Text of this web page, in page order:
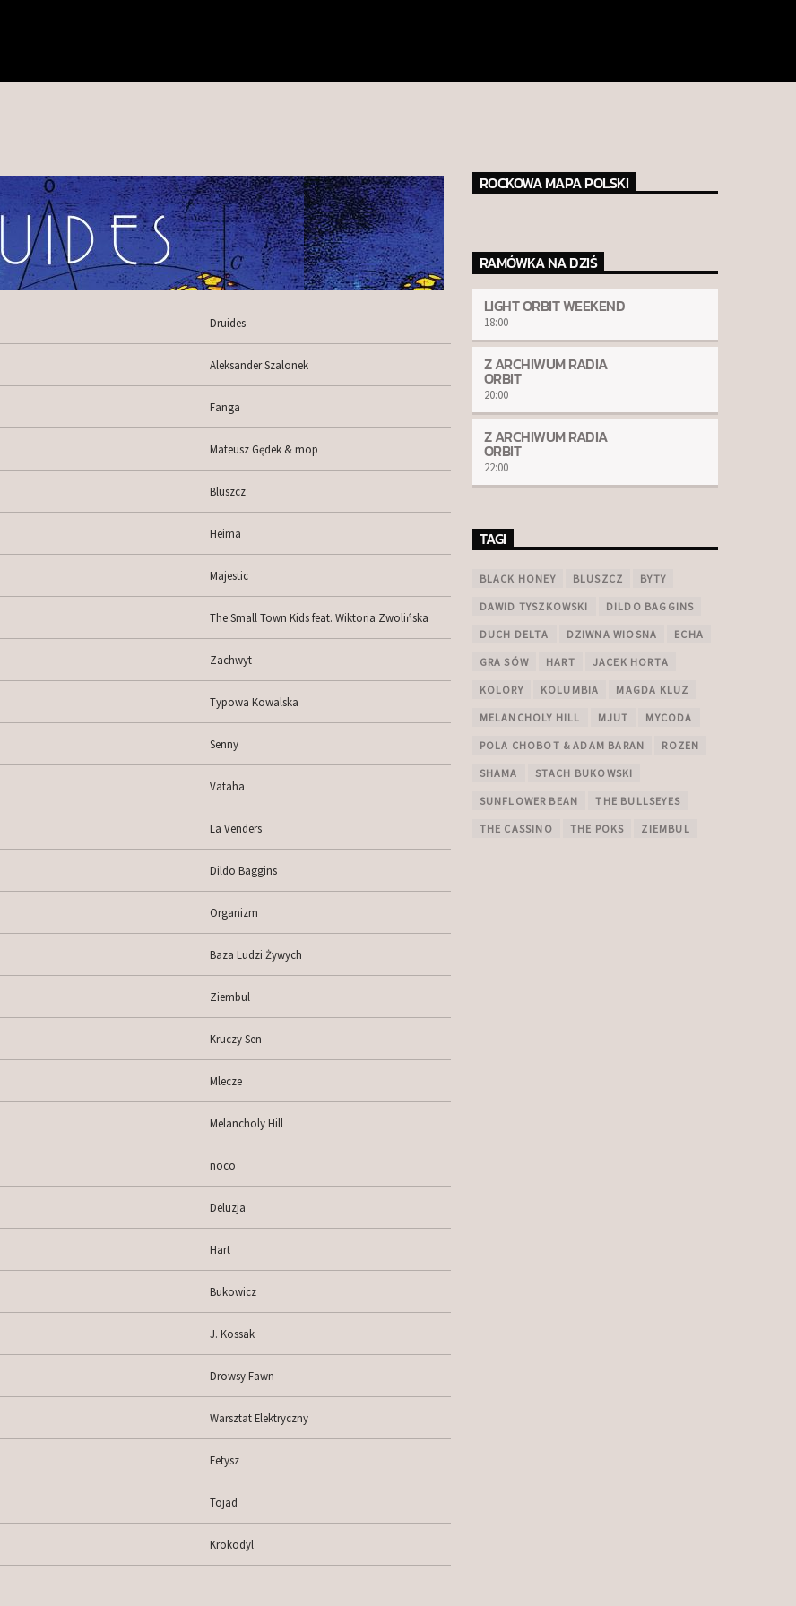
Druides
Aleksander Szalonek
Fanga
Mateusz Gędek & mop
Bluszcz
Heima
Majestic
The Small Town Kids feat. Wiktoria Zwolińska
Zachwyt
Typowa Kowalska
Senny
Vataha
La Venders
Dildo Baggins
Organizm
Baza Ludzi Żywych
Ziembul
Kruczy Sen
Mlecze
Melancholy Hill
noco
Deluzja
Hart
Bukowicz
J. Kossak
Drowsy Fawn
Warsztat Elektryczny
Fetysz
Tojad
Krokodyl
ROCKOWA MAPA POLSKI
RAMÓWKA NA DZIŚ
LIGHT ORBIT WEEKEND
18:00
Z ARCHIWUM RADIA
ORBIT
20:00
Z ARCHIWUM RADIA
ORBIT
22:00
TAGI
BLACK HONEY BLUSZCZ BYTY
DAWID TYSZKOWSKI DILDO BAGGINS
DUCH DELTA DZIWNA WIOSNA ECHA
GRA SÓW HART JACEK HORTA
KOLORY KOLUMBIA MAGDA KLUZ
MELANCHOLY HILL MJUT MYCODA
POLA CHOBOT & ADAM BARAN ROZEN
SHAMA STACH BUKOWSKI
SUNFLOWER BEAN THE BULLSEYES
THE CASSINO THE POKS ZIEMBUL